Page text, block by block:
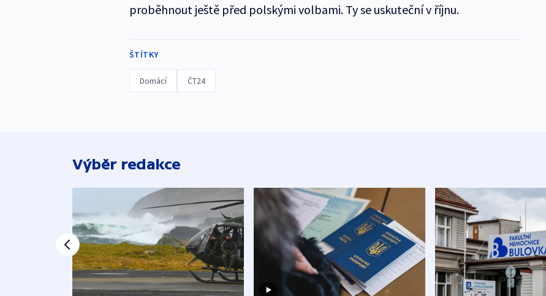
proběhnout ještě před polskými volbami. Ty se uskuteční v říjnu.
ŠTÍTKY
Domácí ČT24
Výběr redakce